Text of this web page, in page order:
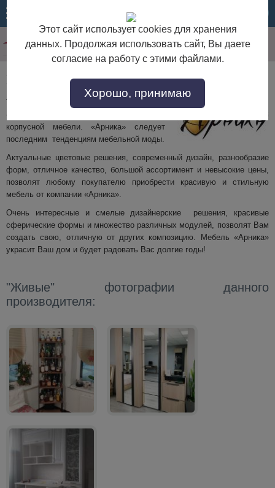
Мебельная фабрика Арника
Торгово-производственная компания
«Арника»
корпусной мебели. «Арника» следует
последним тенденциям мебельной моды.
Актуальные цветовые решения, современный дизайн, разнообразие
форм, отличное качество, большой ассортимент и невысокие цены,
позволят любому покупателю приобрести красивую и стильную
мебель от компании «Арника».
Очень интересные и смелые дизайнерские решения, красивые
сферические формы и множество различных модулей, позволят Вам
создать свою, отличную от других композицию. Мебель «Арника»
украсит Ваш дом и будет радовать Вас долгие годы!
"Живые" фотографии данного
производителя:
Этот сайт использует cookies для хранения
данных. Продолжая использовать сайт, Вы даете
согласие на работу с этими файлами.
Хорошо, принимаю